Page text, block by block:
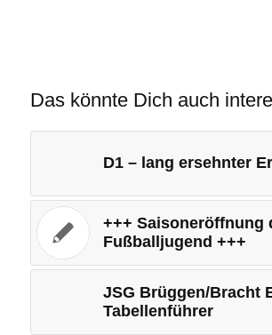
Das könnte Dich auch
D1 – lang ersehnter
+++ Saisoneröffnung
Fußballjugend +++
JSG Brüggen/Bracht
Tabellenführer